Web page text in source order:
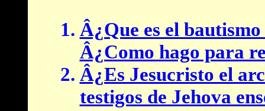
Â¿Que es el
Â¿Como hago para
Â¿Es Jesucristo el
testigos de Jehova